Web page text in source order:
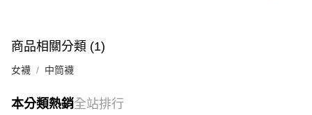
商品相關分類 (1)
女襪 中筒襪
本分類熱銷全站排行